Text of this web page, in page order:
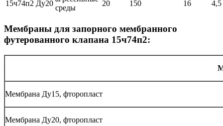
15ч74п2 Ду20
среды
20 150 16 4,5
Мембраны для запорного мембранного
футерованного клапана 15ч74п2:
Мембрана Ду15, фторопласт
Мембрана Ду20, фторопласт